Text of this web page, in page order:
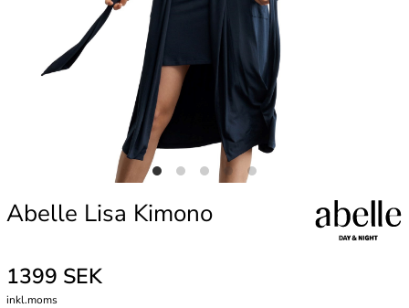
Abelle Lisa Kimono
1399 SEK
inkl.moms